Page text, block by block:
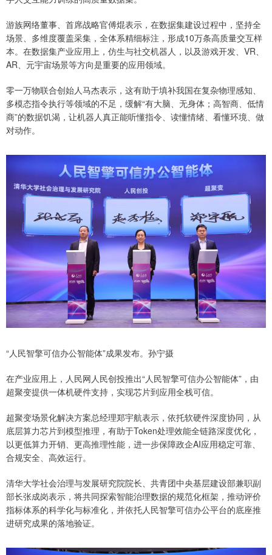
游族网络董事、首席战略官傅焜表示，在数据集建设过程中，坚持全
场景、多维度覆盖采集，全体系精细标注，形成10万条高质量交互样
本。在数据集产业应用上，仿生与社交机器人，以及游戏开发、VR、
AR、元宇宙场景等方向是重要的应用领域。
零一万物联合创始人马杰表示，这有助于填补我国在复杂物理感知、
多模态指令执行等领域的不足，缓解“有大脑、无身体；高智商、低情
商”的数据饥渴，让机器人真正能听懂指令、读懂情绪、看懂环境、做
对动作。
“人民智擎可信办公智能体”成果发布。孙宁摄
在产业应用上，人民网人民创投推出“人民智擎可信办公智能体”，由
超聚变提供一体机硬件支持，实现芯片到应用全栈可信。
超聚变场景化解决方案总经理郑宇航表示，依托软硬件深度协同，从
底层算力芯片到模型推理，有助于Token处理效能全链路深度优化，
以更低算力开销、更高推理性能，进一步保障政企AI应用稳定可靠、
合规安全、高效运行。
清华大学社会治理与发展研究院院长、共青团中央基层建设部兼职副
部长张成岗表示，将共同探索智能治理数据的规范化框架，推动评价
指标体系的科学化与标准化，并依托人民智擎可信办公平台的底座推
进研究成果的落地验证。